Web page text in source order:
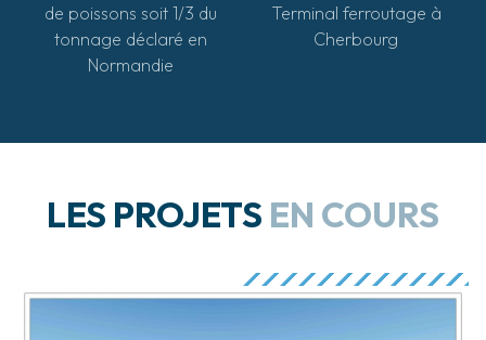
de poissons soit 1/3 du
tonnage déclaré en
Normandie
Terminal ferroutage à
Cherbourg
LES PROJETS EN COURS